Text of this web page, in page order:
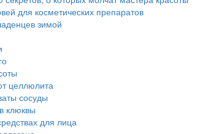
для косметических препаратов
зимой
целлюлита
сосуды
клюквы
для лица